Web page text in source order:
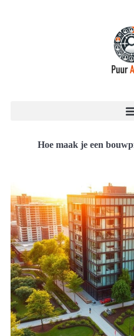
Hoe maak je een